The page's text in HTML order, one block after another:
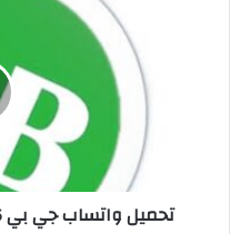
تحميل واتساب جي بي 2026 GBWhatsApp للاندرويد